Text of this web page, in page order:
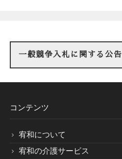
一般競争入札に関する公告
コンテンツ
宥和について
宥和の介護サービス